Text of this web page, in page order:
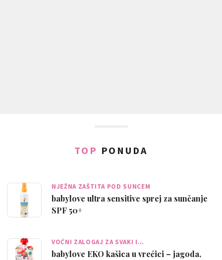
TOP PONUDA
NJEŽNA ZAŠTITA POD SUNCEM
babylove ultra sensitive sprej za sunčanje
SPF 50+
VOĆNI ZALOGAJ ZA SVAKI I…
babylove EKO kašica u vrećici – jagoda,